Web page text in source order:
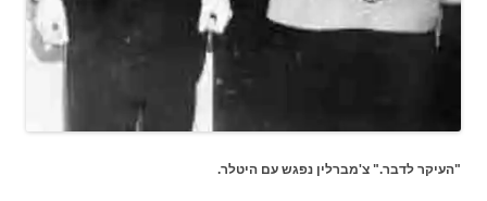
"העיקר לדבר." צ'מברלין נפגש עם היטלר.